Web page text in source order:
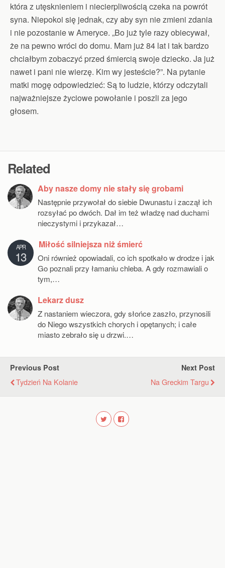
która z utęsknieniem i niecierpliwością czeka na powrót
syna. Niepokoi się jednak, czy aby syn nie zmieni zdania
i nie pozostanie w Ameryce. „Bo już tyle razy obiecywał,
że na pewno wróci do domu. Mam już 84 lat i tak bardzo
chciałbym zobaczyć przed śmiercią swoje dziecko. Ja już
nawet i pani nie wierzę. Kim wy jesteście?”. Na pytanie
matki mogę odpowiedzieć: Są to ludzie, którzy odczytali
najważniejsze życiowe powołanie i poszli za jego
głosem.
Related
Aby nasze domy nie stały się grobami
Następnie przywołał do siebie Dwunastu i zaczął ich
rozsyłać po dwóch. Dał im też władzę nad duchami
nieczystymi i przykazał…
APR
13
Miłość silniejsza niż śmierć
Oni również opowiadali, co ich spotkało w drodze i jak
Go poznali przy łamaniu chleba. A gdy rozmawiali o
tym,…
Lekarz dusz
Z nastaniem wieczora, gdy słońce zaszło, przynosili
do Niego wszystkich chorych i opętanych; i całe
miasto zebrało się u drzwi.…
Previous Post
Tydzień Na Kolanie
Next Post
Na Greckim Targu